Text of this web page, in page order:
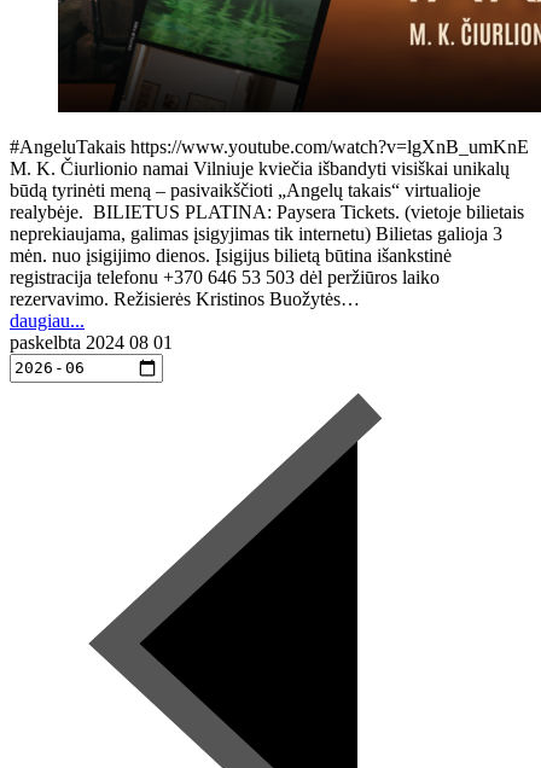
#AngeluTakais https://www.youtube.com/watch?v=lgXnB_umKnE
M. K. Čiurlionio namai Vilniuje kviečia išbandyti visiškai unikalų
būdą tyrinėti meną – pasivaikščioti „Angelų takais“ virtualioje
realybėje. BILIETUS PLATINA: Paysera Tickets. (vietoje bilietais
neprekiaujama, galimas įsigyjimas tik internetu) Bilietas galioja 3
mėn. nuo įsigijimo dienos. Įsigijus bilietą būtina išankstinė
registracija telefonu +370 646 53 503 dėl peržiūros laiko
rezervavimo. Režisierės Kristinos Buožytės…
daugiau...
paskelbta 2024 08 01